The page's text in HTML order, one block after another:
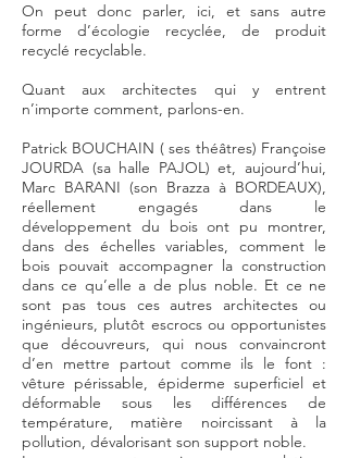
On peut donc parler, ici, et sans autre
forme d’écologie recyclée, de produit
recyclé recyclable.
Quant aux architectes qui y entrent
n’importe comment, parlons-en.
Patrick BOUCHAIN ( ses théâtres) Françoise
JOURDA (sa halle PAJOL) et, aujourd’hui,
Marc BARANI (son Brazza à BORDEAUX),
réellement engagés dans le
développement du bois ont pu montrer,
dans des échelles variables, comment le
bois pouvait accompagner la construction
dans ce qu’elle a de plus noble. Et ce ne
sont pas tous ces autres architectes ou
ingénieurs, plutôt escrocs ou opportunistes
que découvreurs, qui nous convaincront
d’en mettre partout comme ils le font :
vêture périssable, épiderme superficiel et
déformable sous les différences de
température, matière noircissant à la
pollution, dévalorisant son support noble.